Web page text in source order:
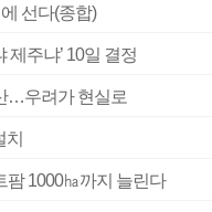
선다(종합)
제주냐’ 10일 결정
…우려가 현실로
팜 1000㏊까지 늘린다